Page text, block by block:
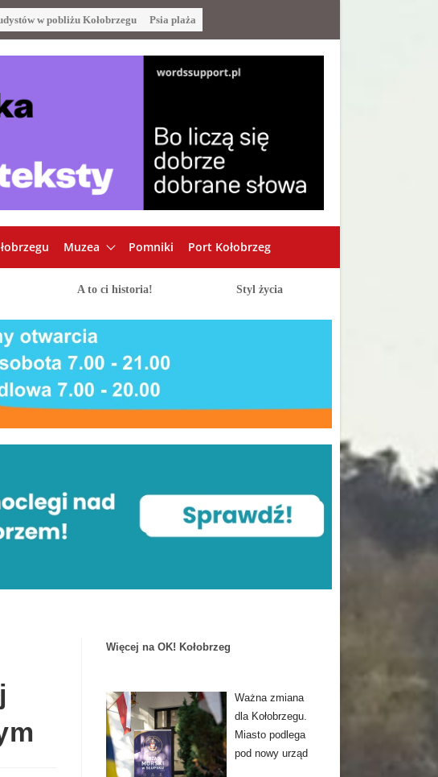
w pobliżu Kołobrzegu Psia plaża
Muzea Pomniki Port Kołobrzeg
A to ci historia! Styl życia
Więcej na OK! Kołobrzeg
Ważna zmiana
dla Kołobrzegu.
Miasto podlega
pod nowy urząd